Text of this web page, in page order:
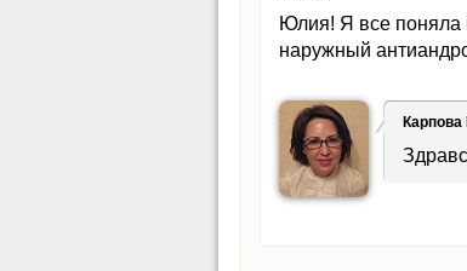
Юлия! Я все поняла
наружный